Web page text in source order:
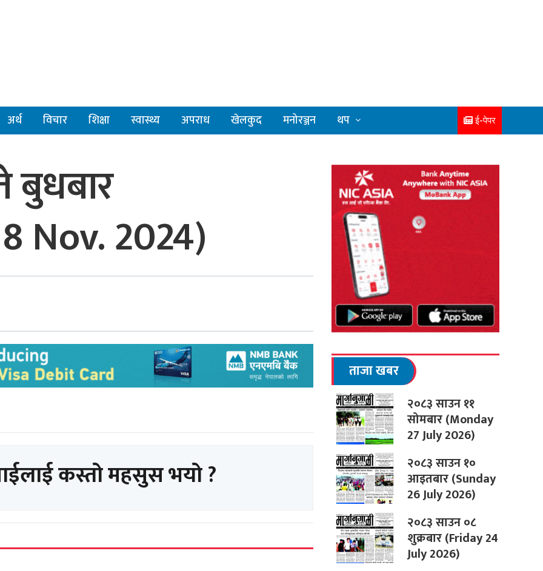
अर्थ विचार शिक्षा स्वास्थ्य अपराध खेलकुद मनोरञ्जन थप ई-पेपर
Nov. 2024)
कस्तो महसुस भयो ?
ताजा खबर
२०८३ साउन ११
सोमबार (Monday
27 July 2026)
२०८३ साउन १०
आइतबार (Sunday
26 July 2026)
२०८३ साउन ०८
शुक्रबार (Friday 24
July 2026)